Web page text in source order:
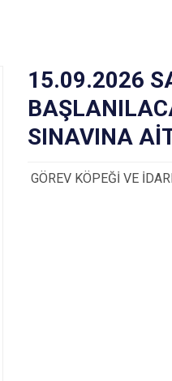
15.09.2026
SINAVINA
GÖREV KÖPEĞİ VE